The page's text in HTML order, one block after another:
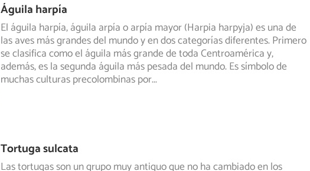
Águila harpía
El águila harpía, águila arpía o arpía mayor (Harpia harpyja) es una de
las aves más grandes del mundo y en dos categorías diferentes. Primero
se clasifica como el águila más grande de toda Centroamérica y,
además, es la segunda águila más pesada del mundo. Es símbolo de
muchas culturas precolombinas por...
Tortuga sulcata
Las tortugas son un grupo muy antiguo que no ha cambiado en los